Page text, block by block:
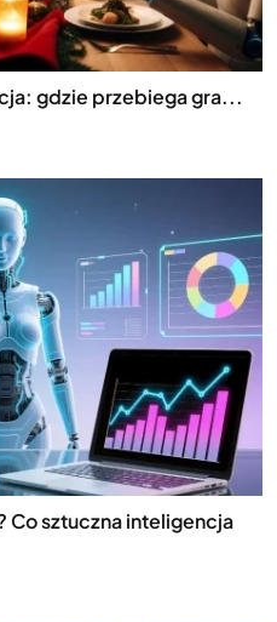
gdzie przebiega gra...
Co sztuczna inteligencja